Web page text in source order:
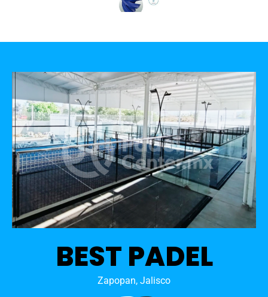
BEST PADEL
Zapopan, Jalisco